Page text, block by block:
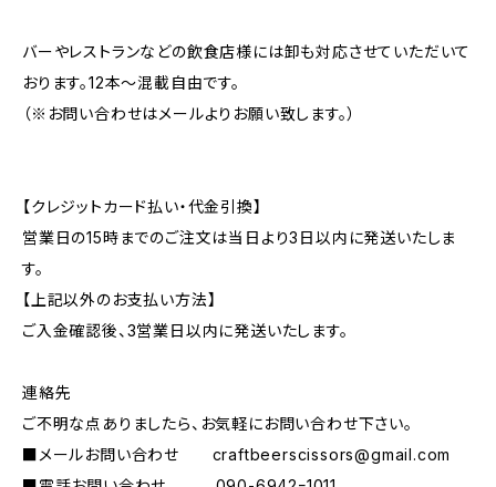
バーやレストランなどの飲食店様には卸も対応させていただいて
おります。12本～混載自由です。
（※お問い合わせはメールよりお願い致します。）
【クレジットカード払い・代金引換】
営業日の15時までのご注文は当日より3日以内に発送いたしま
す。
【上記以外のお支払い方法】
ご入金確認後、3営業日以内に発送いたします。
連絡先
ご不明な点ありましたら、お気軽にお問い合わせ下さい。
■メールお問い合わせ craftbeerscissors@gmail.com